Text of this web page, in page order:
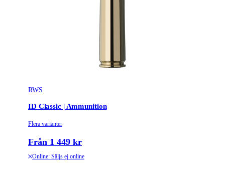
RWS
ID Classic | Ammunition
Flera varianter
Från 1 449 kr
Online: Säljs ej online